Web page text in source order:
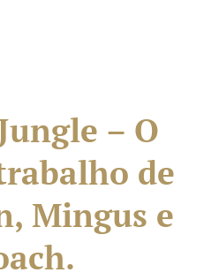
– O
de
Mingus e